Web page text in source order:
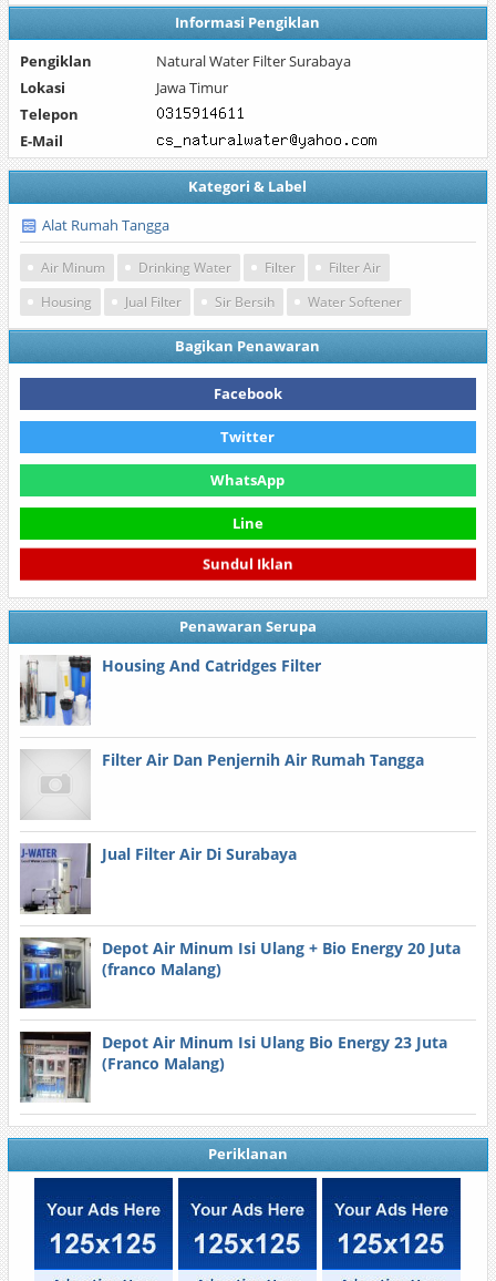
Informasi Pengiklan
Pengiklan
Natural Water Filter Surabaya
Lokasi
Jawa Timur
Telepon
E-Mail
Kategori & Label
Alat Rumah Tangga
Air Minum Drinking Water Filter
Filter Air
Housing
Jual Filter Sir Bersih Water Softener
Bagikan Penawaran
Facebook
Twitter
WhatsApp
Line
Sundul Iklan
Penawaran Serupa
Housing And Catridges Filter
Filter Air Dan Penjernih Air Rumah Tangga
Jual Filter Air Di Surabaya
Depot Air Minum Isi Ulang + Bio Energy 20 Juta
(franco Malang)
Depot Air Minum Isi Ulang Bio Energy 23 Juta
(Franco Malang)
Periklanan